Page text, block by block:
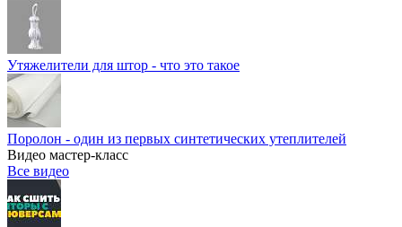
Утяжелители для штор - что это такое
Поролон - один из первых синтетических утеплителей
Видео мастер-класс
Все видео